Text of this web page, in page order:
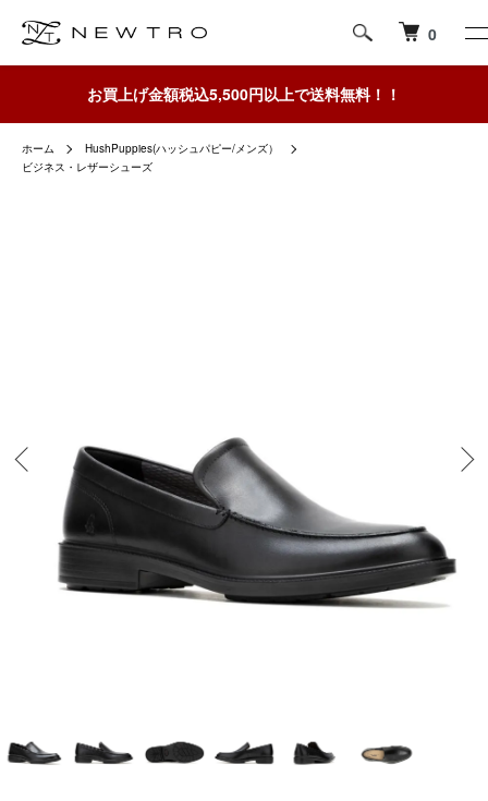
0
お買上げ金額税込5,500円以上で送料無料！！
ホーム
HushPuppies(ハッシュパピー/メンズ）
ビジネス・レザーシューズ